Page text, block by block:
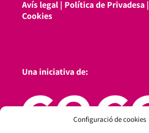
Configuració de cookies
Avís legal| Política de Privadesa|
Cookies
Una iniciativa de: